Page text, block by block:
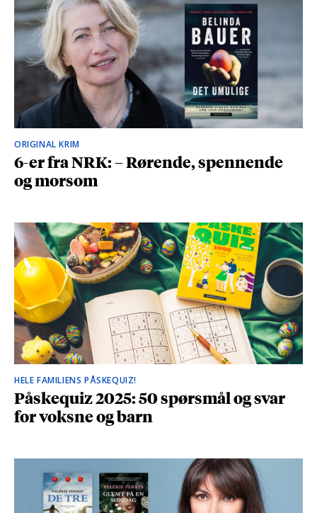
ORIGINAL KRIM
6-er fra NRK: – Rørende, spennende
og morsom
HELE FAMILIENS PÅSKEQUIZ!
Påskequiz 2025: 50 spørsmål og svar
for voksne og barn